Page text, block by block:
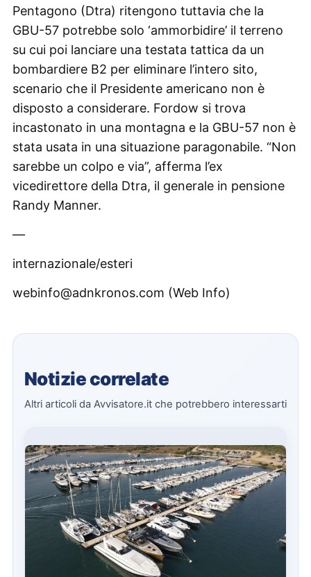
Pentagono (Dtra) ritengono tuttavia che la
GBU-57 potrebbe solo ‘ammorbidire’ il terreno
su cui poi lanciare una testata tattica da un
bombardiere B2 per eliminare l’intero sito,
scenario che il Presidente americano non è
disposto a considerare. Fordow si trova
incastonato in una montagna e la GBU-57 non è
stata usata in una situazione paragonabile. “Non
sarebbe un colpo e via”, afferma l’ex
vicedirettore della Dtra, il generale in pensione
Randy Manner.
—
internazionale/esteri
webinfo@adnkronos.com (Web Info)
Notizie correlate
Altri articoli da Avvisatore.it che potrebbero interessarti